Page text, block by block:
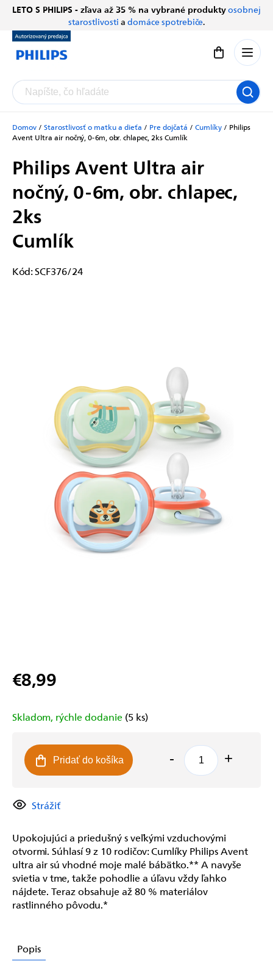
Prejsť
obsah
LETO S PHILIPS - zľava až 35 % na vybrané produktyosobnej
starostlivosti a domáce spotrebiče.
Nákupný
Domov / Starostlivosť o matku a dieťa / Pre dojčatá / Cumlíky / Philips
Avent Ultra air nočný, 0-6m, obr. chlapec, 2ksCumlík
Philips Avent Ultra air
nočný, 0-6m, obr. chlapec,
2ks
Cumlík
Kód:SCF376/24
€8,99
cena:
Skladom, rýchle dodanie (5 ks)
Pridať do košíka
Upokojujúci a priedušný s veľkými vzduchovými
otvormi. Súhlasí 9 z 10 rodičov: Cumlíky Philips Avent
ultra air sú vhodné moje malé bábätko.** A navyše
svietia v tme, takže pohodlie a úľavu vždy ľahko
nájdete. Teraz obsahuje až 80 % materiálov
rastlinného pôvodu.*
Strážiť
Popis
Chatbot Filip
Autorizovaný predajce